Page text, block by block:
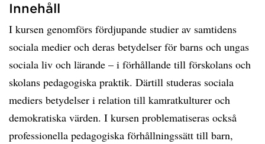
Innehåll
I kursen genomförs fördjupande studier av samtidens
sociala medier och deras betydelser för barns och ungas
sociala liv och lärande – i förhållande till förskolans och
skolans pedagogiska praktik. Därtill studeras sociala
mediers betydelser i relation till kamratkulturer och
demokratiska värden. I kursen problematiseras också
professionella pedagogiska förhållningssätt till barn,